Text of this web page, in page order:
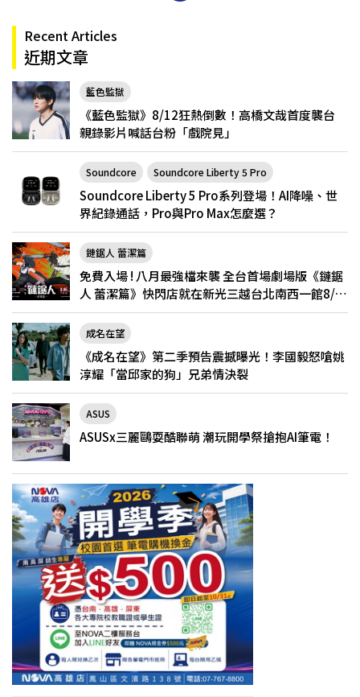
Recent Articles
近期文章
藍色監獄
《藍色監獄》8/12狂熱倒數！高橋文哉首度襲台
親錄影片喊話台粉「戲院見」
Soundcore Soundcore Liberty 5 Pro
Soundcore Liberty 5 Pro系列登場！AI降噪、世
界紀錄通話，Pro與Pro Max怎麼選？
鏈鋸人 蕾潔篇
免費入場 ! 八月最強檔來襲 全台首場劇場版《鏈鋸
人 蕾潔篇》快閃店就在新光三越台北南西一館8/6
限定登場
成名在望
《成名在望》第二季預告震撼曝光！李國毅怒嗆姚
淳耀「當邱家的狗」兄弟情決裂
ASUS
ASUSx三麗鷗耍酷聯萌 潮玩開學祭搶抱AI筆電！